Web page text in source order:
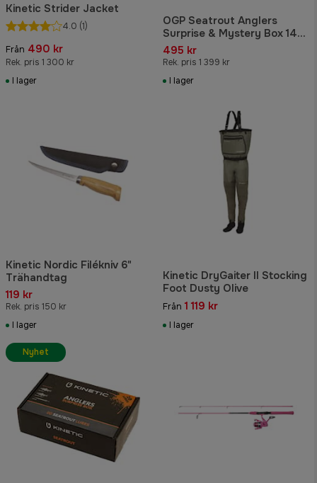
Kinetic Strider Jacket
4.0 (1)
Från 490 kr
Rek. pris 1 300 kr
I lager
OGP Seatrout Anglers
Surprise & Mystery Box 14-
pack
495 kr
Rek. pris 1 399 kr
I lager
Kinetic Nordic Filékniv 6"
Trähandtag
119 kr
Rek. pris 150 kr
I lager
Kinetic DryGaiter ll Stocking
Foot Dusty Olive
Från 1 119 kr
I lager
Nyhet